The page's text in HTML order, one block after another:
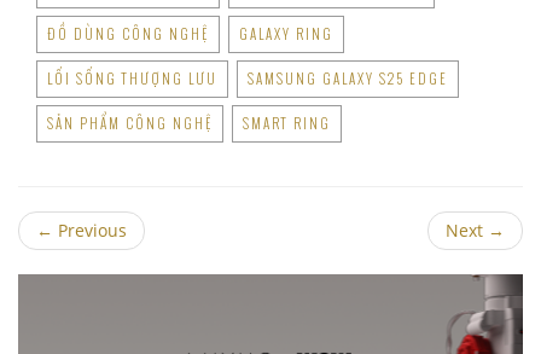
ĐỒ DÙNG CÔNG NGHỆ GALAXY RING
LỐI SỐNG THƯỢNG LƯU SAMSUNG GALAXY S25 EDGE
SẢN PHẨM CÔNG NGHỆ SMART RING
← Previous Next →